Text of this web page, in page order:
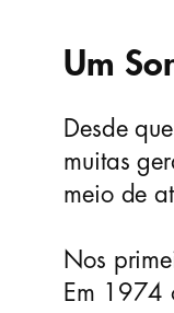
Um
Desde
muitas
meio de
Nos
Em 1974